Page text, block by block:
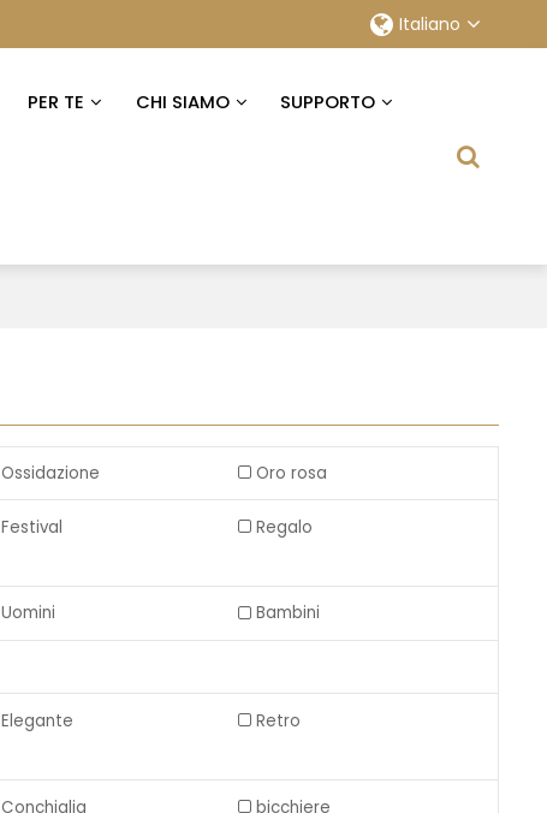
Italiano
PER TE CHI SIAMO SUPPORTO
Ossidazione Oro rosa
Festival
Regalo
Uomini Bambini
Elegante
Retro
Conchiglia
bicchiere